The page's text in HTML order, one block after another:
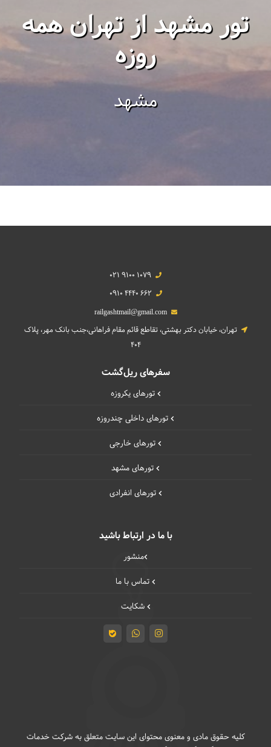
تور مشهد از تهران همه
روزه
مشهد
021 9100 1079
0910 4440 662
railgashtmail@gmail.com
تهران، خیابان دکتر بهشتی، تقاطع قائم مقام فراهانی،جنب بانک مهر، پلاک
404
سفرهای ریل‌گشت
تورهای یکروزه
تورهای داخلی چند‌روزه
تورهای خارجی
تورهای مشهد
تورهای انفرادی
با ما در ارتباط باشید
منشور
تماس با ما
شکایت
کلیه حقوق مادی و معنوی محتوای این سایت متعلق به شرکت خدمات